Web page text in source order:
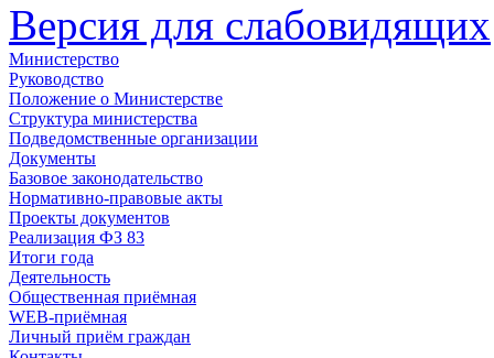
Версия для слабовидящих
Министерство
Руководство
Положение о Министерстве
Структура министерства
Подведомственные организации
Документы
Базовое законодательство
Нормативно-правовые акты
Проекты документов
Реализация ФЗ 83
Итоги года
Деятельность
Общественная приёмная
WEB-приёмная
Личный приём граждан